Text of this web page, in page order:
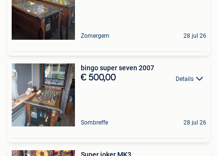
Zomergem 28 jul 26
bingo super seven 2007
€ 500,00 Details
Sombreffe 28 jul 26